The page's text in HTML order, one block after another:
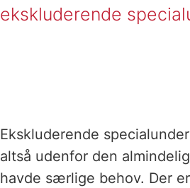
ekskluderende
Ekskluderende
altså udenfor den
havde særlige behov. Der